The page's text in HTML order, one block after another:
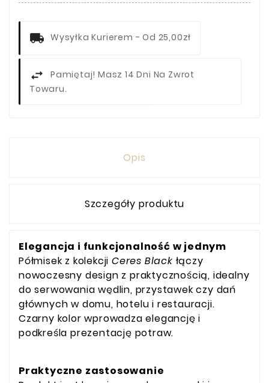
Wysyłka Kurierem - Od 25,00zł
Pamiętaj! Masz 14 Dni Na Zwrot
Towaru.
Opis
Szczegóły produktu
Elegancja i funkcjonalność w jednym
Półmisek z kolekcji Ceres Black łączy
nowoczesny design z praktycznością, idealny
do serwowania wędlin, przystawek czy dań
głównych w domu, hotelu i restauracji.
Czarny kolor wprowadza elegancję i
podkreśla prezentację potraw.
Praktyczne zastosowanie